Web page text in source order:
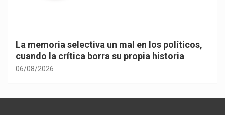
La memoria selectiva un mal en los políticos,
cuando la crítica borra su propia historia
06/08/2026